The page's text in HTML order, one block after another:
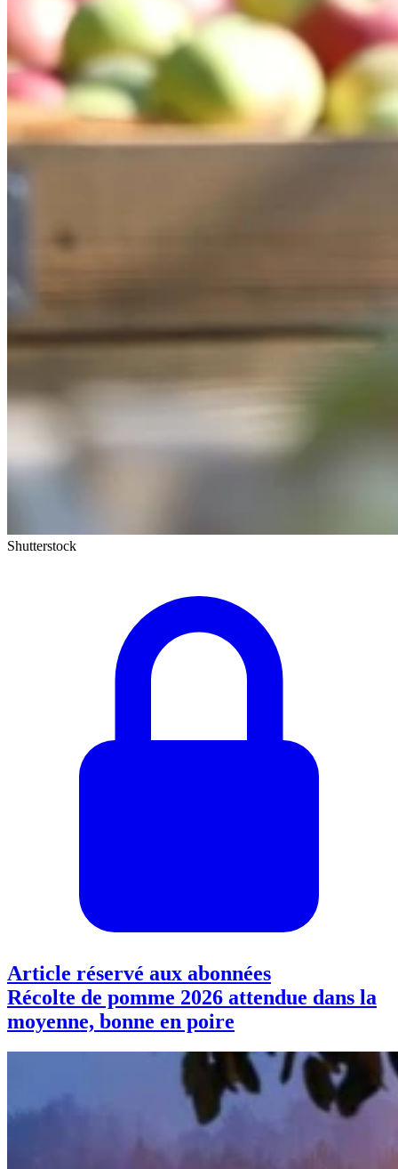
Shutterstock
Article réservé aux abonnées
Récolte de pomme 2026 attendue dans la
moyenne, bonne en poire